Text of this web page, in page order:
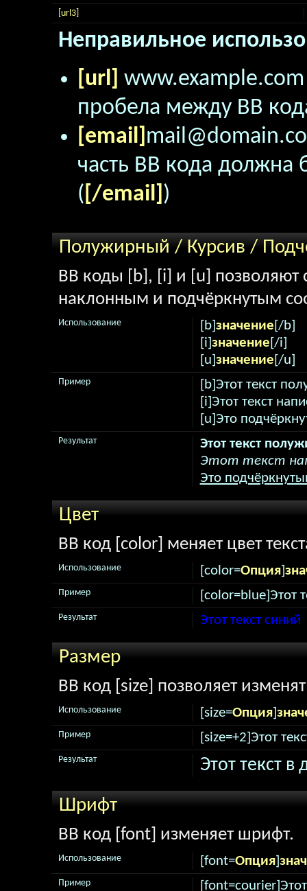
[url3]
Неправильное
[url]
пробела между BB
[email]
часть BB кода
( [/email] )
Полужирный / Курсив /
BB коды [b], [i] и [u] позволяют
наклонным и подчёркнутым
[b]значение[/b]
[i]значение[/i]
[u]значение[/u]
Использование
[b]Этот текст
[i]Этот текст
[u]Это
Пример
Этот текст
Этот текст
Это
Результат
Цвет
BB код [color] меняет цвет
[color=Опция]
Использование
[color=blue]Этот
Пример
Этот текст синий
Результат
Размер
BB код [size] позволяет
[size=Опция]
Использование
[size=+2]Этот
Пример
Этот текст
Результат
Шрифт
BB код [font] изменяет шрифт.
[font=Опция]
Использование
Пример